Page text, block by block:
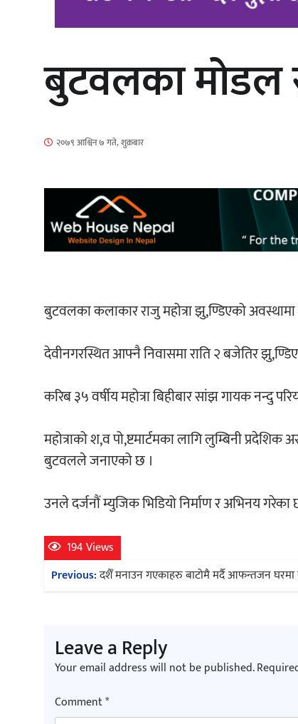
‘दुर्गा’ निर्माण गर्दै सम्राट
गीति एल्बम ‘जागृति’ लोकार्पण
बुटवलका मोडल
२०७९ आश्विन ७ गते, शुक्रबार
बुटवलका कलाकार राजु महोत्रा झु,ण्डिएको
देवीनगरस्थित आफ्नै निवासमा राति २ बजेतिर
करिब ३५ वर्षीय महोत्रा बिहीबार सांझ गायक नन्दु
महोत्राको श,व पो,ष्टमार्टमका लागि लुम्बिनी
बुटवलले जनाएको छ ।
उनले दर्जनौं म्युजिक भिडियो निर्माण र अभिनय गरेका
194 Views
Post
navigation
Previous:दशैँ मनाउन गएकाहरु बाटोमै मर्दै आफन्तजन
Leave a Reply
Your email address will not be published.
Comment*